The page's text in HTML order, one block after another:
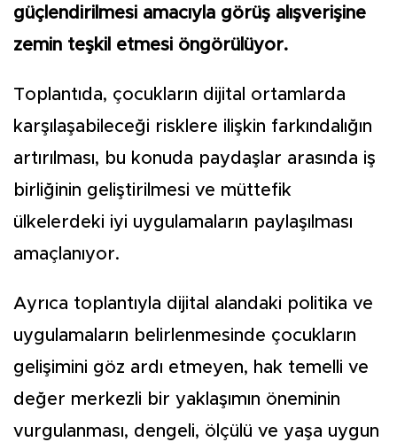
güçlendirilmesi amacıyla görüş alışverişine
zemin teşkil etmesi öngörülüyor.
Toplantıda, çocukların dijital ortamlarda
karşılaşabileceği risklere ilişkin farkındalığın
artırılması, bu konuda paydaşlar arasında iş
birliğinin geliştirilmesi ve müttefik
ülkelerdeki iyi uygulamaların paylaşılması
amaçlanıyor.
Ayrıca toplantıyla dijital alandaki politika ve
uygulamaların belirlenmesinde çocukların
gelişimini göz ardı etmeyen, hak temelli ve
değer merkezli bir yaklaşımın öneminin
vurgulanması, dengeli, ölçülü ve yaşa uygun